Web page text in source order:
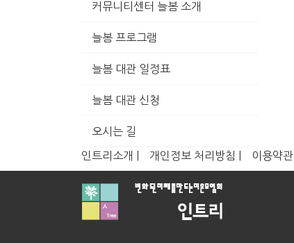
커뮤니티센터 늘봄 소개
늘봄 프로그램
늘봄 대관 일정표
늘봄 대관 신청
오시는 길
인트리소개 | 개인정보 처리방침 | 이용약관